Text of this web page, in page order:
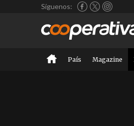
Síguenos:
País Magazine